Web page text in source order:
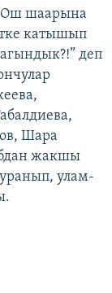
Ош шаарына
катышып
деп
Шара
жакшы
улам-